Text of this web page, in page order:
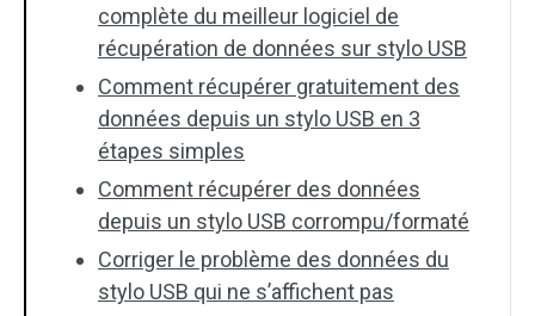
complète du meilleur logiciel de
récupération de données sur stylo USB
Comment récupérer gratuitement des
données depuis un stylo USB en 3
étapes simples
Comment récupérer des données
depuis un stylo USB corrompu/formaté
Corriger le problème des données du
stylo USB qui ne s’affichent pas